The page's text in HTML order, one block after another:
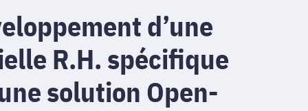
d’une
R.H. spécifique
solution Open-